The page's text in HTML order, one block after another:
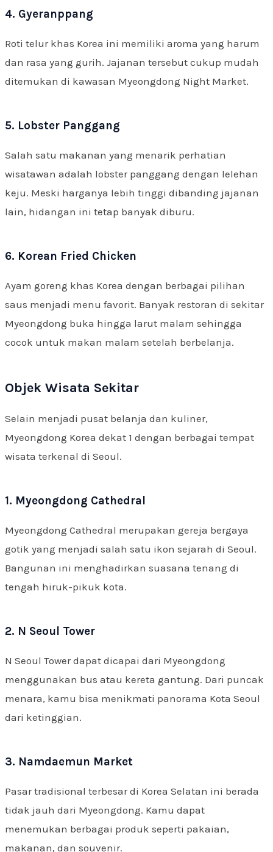
4. Gyeranppang
Roti telur khas Korea ini memiliki aroma yang harum
dan rasa yang gurih. Jajanan tersebut cukup mudah
ditemukan di kawasan Myeongdong Night Market.
5. Lobster Panggang
Salah satu makanan yang menarik perhatian
wisatawan adalah lobster panggang dengan lelehan
keju. Meski harganya lebih tinggi dibanding jajanan
lain, hidangan ini tetap banyak diburu.
6. Korean Fried Chicken
Ayam goreng khas Korea dengan berbagai pilihan
saus menjadi menu favorit. Banyak restoran di sekitar
Myeongdong buka hingga larut malam sehingga
cocok untuk makan malam setelah berbelanja.
Objek Wisata Sekitar
Selain menjadi pusat belanja dan kuliner,
Myeongdong Korea dekat 1 dengan berbagai tempat
wisata terkenal di Seoul.
1. Myeongdong Cathedral
Myeongdong Cathedral merupakan gereja bergaya
gotik yang menjadi salah satu ikon sejarah di Seoul.
Bangunan ini menghadirkan suasana tenang di
tengah hiruk-pikuk kota.
2. N Seoul Tower
N Seoul Tower dapat dicapai dari Myeongdong
menggunakan bus atau kereta gantung. Dari puncak
menara, kamu bisa menikmati panorama Kota Seoul
dari ketinggian.
3. Namdaemun Market
Pasar tradisional terbesar di Korea Selatan ini berada
tidak jauh dari Myeongdong. Kamu dapat
menemukan berbagai produk seperti pakaian,
makanan, dan souvenir.